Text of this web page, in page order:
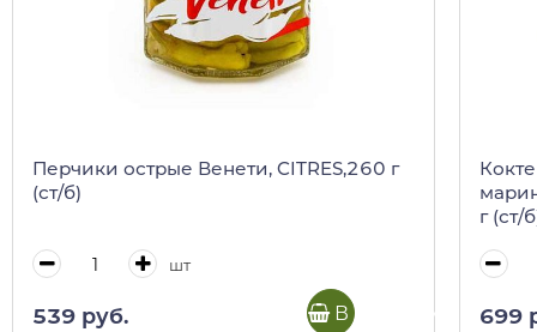
Перчики острые Венети, CITRES,260 г
(ст/б)
шт
539 руб. В корзину
г (ст/
699